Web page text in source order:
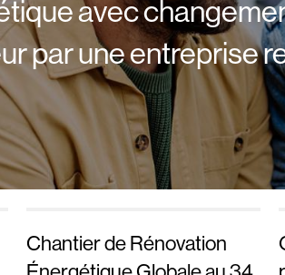
avec
par une entreprise
Chantier de Rénovation